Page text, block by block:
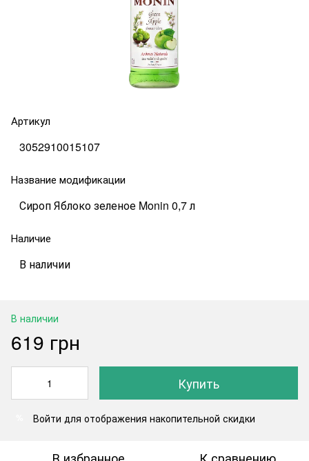
Артикул
3052910015107
Название модификации
Сироп Яблоко зеленое Monin 0,7 л
Наличие
В наличии
В наличии
619 грн
Купить
Войти для отображения накопительной скидки
В избранное К сравнению